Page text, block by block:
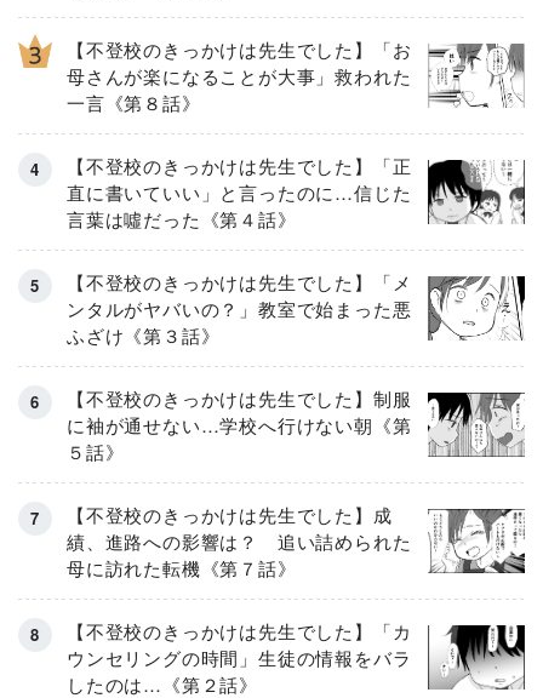
【不登校のきっかけは先生でした】「お
母さんが楽になることが大事」救われた
一言《第８話》
【不登校のきっかけは先生でした】「正
直に書いていい」と言ったのに…信じた
言葉は噓だった《第４話》
【不登校のきっかけは先生でした】「メ
ンタルがヤバいの？」教室で始まった悪
ふざけ《第３話》
【不登校のきっかけは先生でした】制服
に袖が通せない…学校へ行けない朝《第
５話》
【不登校のきっかけは先生でした】成
績、進路への影響は？ 追い詰められた
母に訪れた転機《第７話》
【不登校のきっかけは先生でした】「カ
ウンセリングの時間」生徒の情報をバラ
したのは…《第２話》